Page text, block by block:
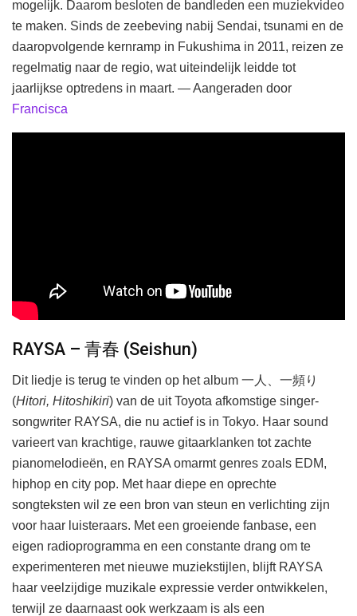
mogelijk. Daarom besloten de bandleden een muziekvideo
te maken. Sinds de zeebeving nabij Sendai, tsunami en de
daaropvolgende kernramp in Fukushima in 2011, reizen ze
regelmatig naar de regio, wat uiteindelijk leidde tot
jaarlijkse optredens in maart. — Aangeraden door
Francisca
RAYSA – 青春 (Seishun)
Dit liedje is terug te vinden op het album 一人、一頻り
(Hitori, Hitoshikiri) van de uit Toyota afkomstige singer-
songwriter RAYSA, die nu actief is in Tokyo. Haar sound
varieert van krachtige, rauwe gitaarklanken tot zachte
pianomelodieën, en RAYSA omarmt genres zoals EDM,
hiphop en city pop. Met haar diepe en oprechte
songteksten wil ze een bron van steun en verlichting zijn
voor haar luisteraars. Met een groeiende fanbase, een
eigen radioprogramma en een constante drang om te
experimenteren met nieuwe muziekstijlen, blijft RAYSA
haar veelzijdige muzikale expressie verder ontwikkelen,
terwijl ze daarnaast ook werkzaam is als een